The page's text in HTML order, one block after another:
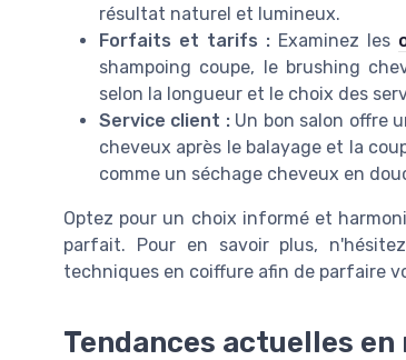
résultat naturel et lumineux.
Forfaits et tarifs : Examinez les
shampoing coupe, le brushing
selon la longueur et le choix des
Service client :Un bon salon offre
cheveux après le balayage et la
comme un séchage cheveux en
Optez pour un choix informé et
parfait. Pour en savoir plus,
techniques en coiffure afin de parfaire
Tendances actuelles